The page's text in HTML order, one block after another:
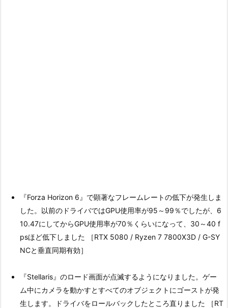
『Forza Horizon 6』で顕著なフレームレートの低下が発生しま
した。以前のドライバではGPU使用率が95～99％でしたが、6
10.47にしてからGPU使用率が70％くらいになって、30～40 f
psほど低下しました ［RTX 5080 / Ryzen 7 7800X3D / G-SY
NCと垂直同期有効］
『Stellaris』のロード画面が点滅するようになりました。ゲー
ム中にカメラを動かすとすべてのオブジェクトにゴーストが発
生します。ドライバをロールバックしたところ直りました ［RT